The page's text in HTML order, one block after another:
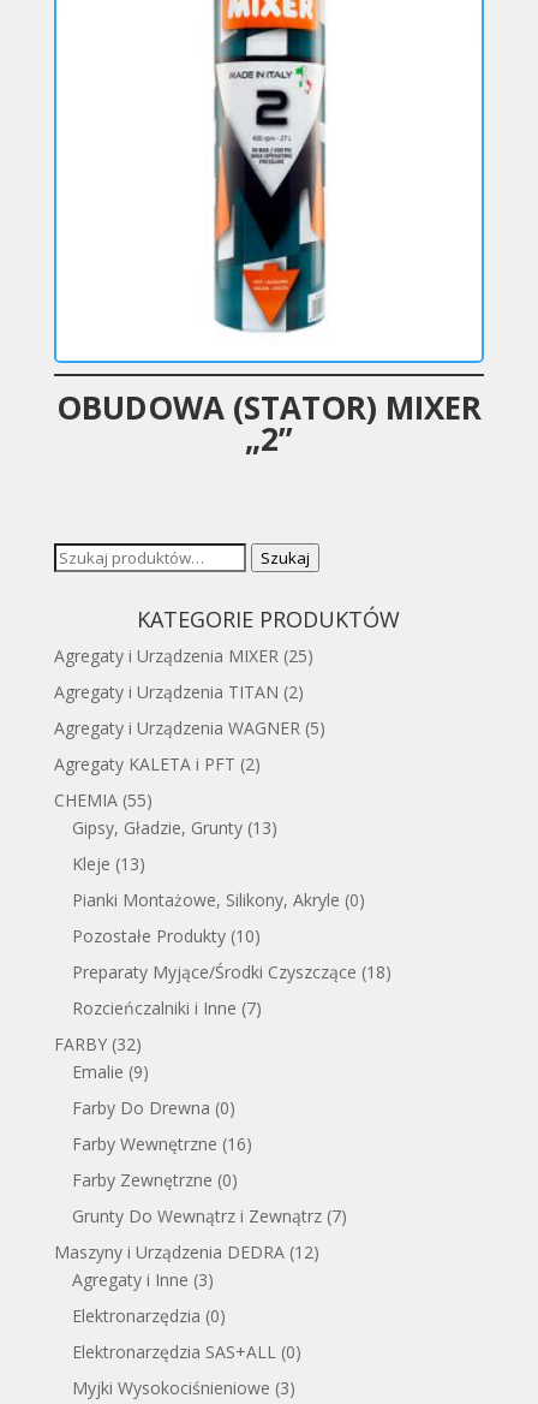
OBUDOWA (STATOR) MIXER
„2”
Szukaj: Szukaj
KATEGORIE PRODUKTÓW
Agregaty i Urządzenia MIXER (25)
Agregaty i Urządzenia TITAN (2)
Agregaty i Urządzenia WAGNER (5)
Agregaty KALETA i PFT (2)
CHEMIA (55)
Gipsy, Gładzie, Grunty (13)
Kleje (13)
Pianki Montażowe, Silikony, Akryle (0)
Pozostałe Produkty (10)
Preparaty Myjące/Środki Czyszczące (18)
Rozcieńczalniki i Inne (7)
FARBY (32)
Emalie (9)
Farby Do Drewna (0)
Farby Wewnętrzne (16)
Farby Zewnętrzne (0)
Grunty Do Wewnątrz i Zewnątrz (7)
Maszyny i Urządzenia DEDRA (12)
Agregaty i Inne (3)
Elektronarzędzia (0)
Elektronarzędzia SAS+ALL (0)
Myjki Wysokociśnieniowe (3)